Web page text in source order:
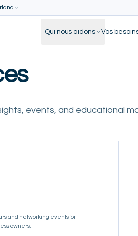
Qui nous aidons Vos
events, and educational
and networking events for
owners.